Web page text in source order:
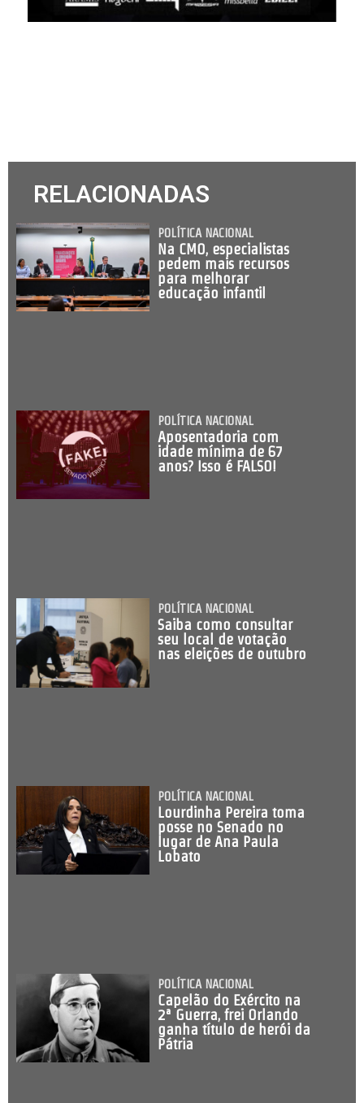
RELACIONADAS
POLÍTICA NACIONAL
Na CMO, especialistas
pedem mais recursos
para melhorar
educação infantil
POLÍTICA NACIONAL
Aposentadoria com
idade mínima de 67
anos? Isso é FALSO!
POLÍTICA NACIONAL
Saiba como consultar
seu local de votação
nas eleições de outubro
POLÍTICA NACIONAL
Lourdinha Pereira toma
posse no Senado no
lugar de Ana Paula
Lobato
POLÍTICA NACIONAL
Capelão do Exército na
2ª Guerra, frei Orlando
ganha título de herói da
Pátria